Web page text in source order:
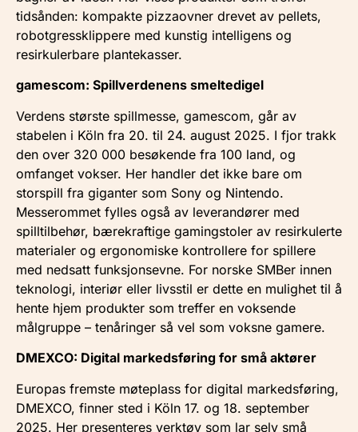
tidsånden: kompakte pizzaovner drevet av pellets,
robotgressklippere med kunstig intelligens og
resirkulerbare plantekasser.
gamescom: Spillverdenens smeltedigel
Verdens største spillmesse, gamescom, går av
stabelen i Köln fra 20. til 24. august 2025. I fjor trakk
den over 320 000 besøkende fra 100 land, og
omfanget vokser. Her handler det ikke bare om
storspill fra giganter som Sony og Nintendo.
Messerommet fylles også av leverandører med
spilltilbehør, bærekraftige gamingstoler av resirkulerte
materialer og ergonomiske kontrollere for spillere
med nedsatt funksjonsevne. For norske SMBer innen
teknologi, interiør eller livsstil er dette en mulighet til å
hente hjem produkter som treffer en voksende
målgruppe – tenåringer så vel som voksne gamere.
DMEXCO: Digital markedsføring for små aktører
Europas fremste møteplass for digital markedsføring,
DMEXCO, finner sted i Köln 17. og 18. september
2025. Her presenteres verktøy som lar selv små